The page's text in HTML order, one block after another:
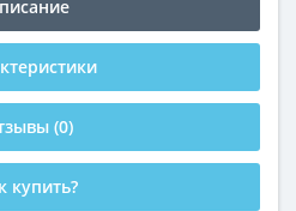
(0)
купить?